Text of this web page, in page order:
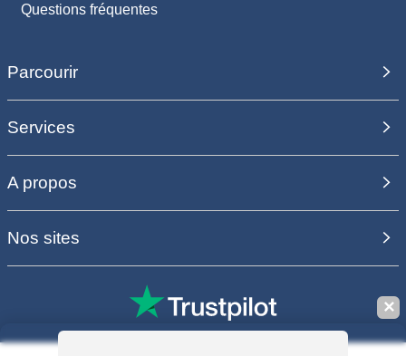
Questions fréquentes
Parcourir
Services
A propos
Nos sites
✕